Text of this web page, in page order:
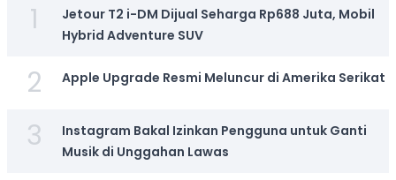
1
Jetour T2 i-DM Dijual Seharga Rp688 Juta, Mobil
Hybrid Adventure SUV
2 Apple Upgrade Resmi Meluncur di Amerika Serikat
3
Instagram Bakal Izinkan Pengguna untuk Ganti
Musik di Unggahan Lawas